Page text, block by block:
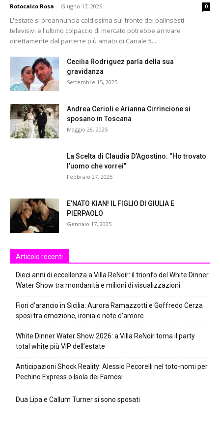
Rotocalco Rosa - Giugno 17, 2026 0
L'estate si preannuncia caldissima sul fronte dei palinsesti
televisivi e l'ultimo colpaccio di mercato potrebbe arrivare
direttamente dal parterre più amato di Canale 5....
Cecilia Rodriguez parla della sua
gravidanza
Settembre 15, 2025
Andrea Cerioli e Arianna Cirrincione si
sposano in Toscana
Maggio 28, 2025
La Scelta di Claudia D’Agostino: “Ho trovato
l’uomo che vorrei”
Febbraio 27, 2025
E’NATO KIAN! IL FIGLIO DI GIULIA E
PIERPAOLO
Gennaio 17, 2025
Articolo recenti
Dieci anni di eccellenza a Villa ReNoir: il trionfo del White Dinner
Water Show tra mondanità e milioni di visualizzazioni
Fiori d’arancio in Sicilia: Aurora Ramazzotti e Goffredo Cerza
sposi tra emozione, ironia e note d’amore
White Dinner Water Show 2026: a Villa ReNoir torna il party
total white più VIP dell’estate
Anticipazioni Shock Reality: Alessio Pecorelli nel toto-nomi per
Pechino Express o Isola dei Famosi
Dua Lipa e Callum Turner si sono sposati